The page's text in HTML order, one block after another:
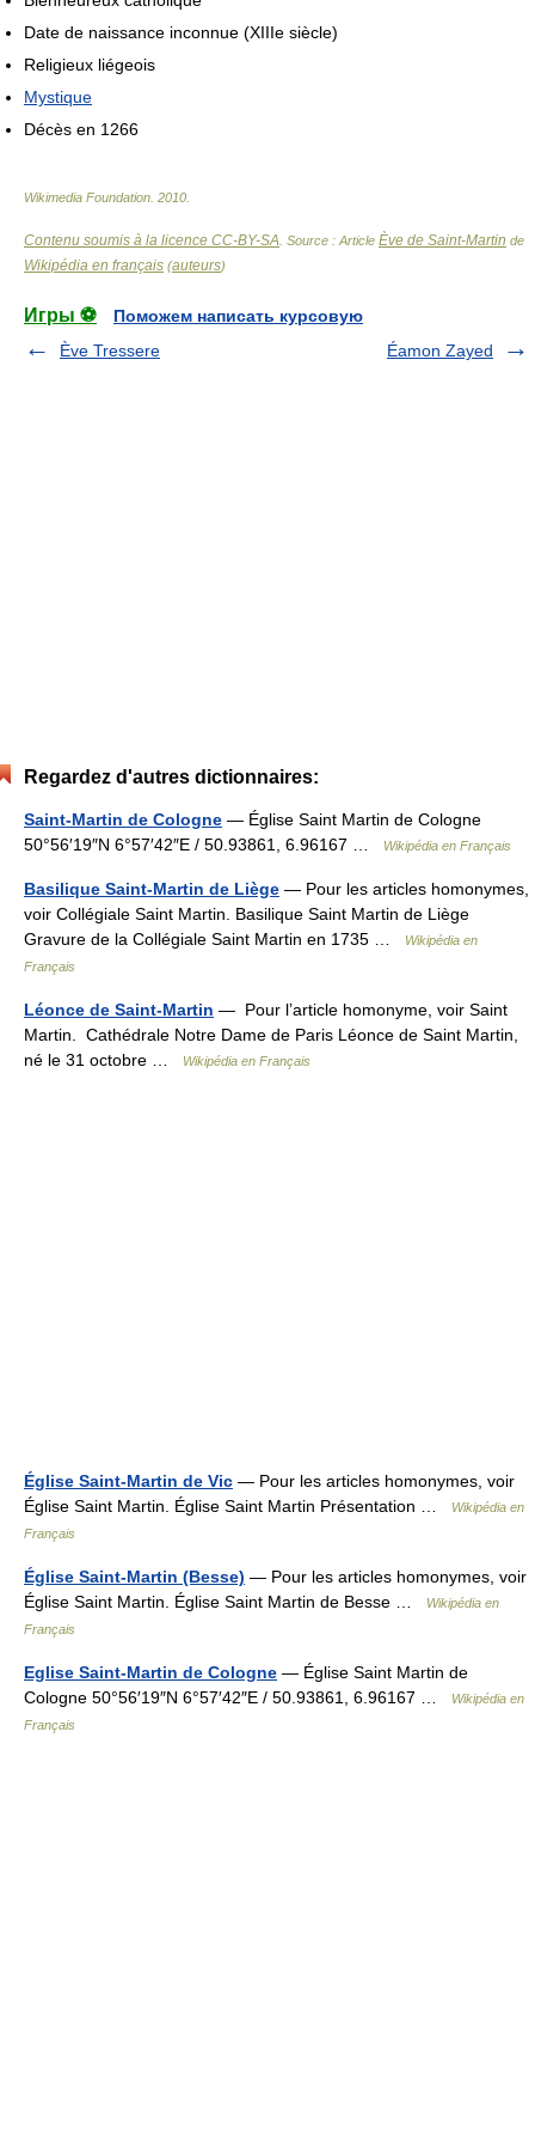
Date de naissance inconnue (XIIIe siècle)
Religieux liégeois
Mystique
Décès en 1266
Wikimedia Foundation 2010
Contenu soumis à la licence CC-BY-SA . Source : Article Ève de Saint-Martin de
Wikipédia en français (auteurs)
Игры ⚽
Поможем написать курсовую
Ève Tressere
Éamon Zayed
Regardez d'autres dictionnaires:
Saint-Martin de Cologne — Église Saint Martin de Cologne
50°56′19″N 6°57′42″E / 50.93861, 6.96167 …
Wikipédia en Français
Basilique Saint-Martin de Liège — Pour les articles homonymes,
voir Collégiale Saint Martin. Basilique Saint Martin de Liège
Gravure de la Collégiale Saint Martin en 1735 …
Wikipédia en
Français
Léonce de Saint-Martin — Pour l’article homonyme, voir Saint
Martin. Cathédrale Notre Dame de Paris Léonce de Saint Martin,
né le 31 octobre …
Wikipédia en Français
Église Saint-Martin de Vic — Pour les articles homonymes, voir
Église Saint Martin. Église Saint Martin Présentation …
Wikipédia en
Français
Église Saint-Martin (Besse) — Pour les articles homonymes, voir
Église Saint Martin. Église Saint Martin de Besse …
Wikipédia en
Français
Eglise Saint-Martin de Cologne — Église Saint Martin de
Cologne 50°56′19″N 6°57′42″E / 50.93861, 6.96167 …
Wikipédia en
Français